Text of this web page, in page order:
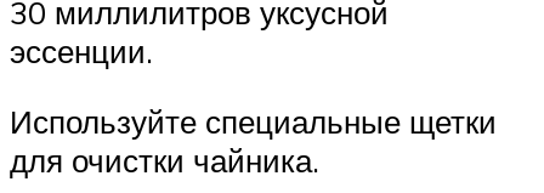
30 миллилитров уксусной
эссенции.
Используйте специальные щетки
для очистки чайника.